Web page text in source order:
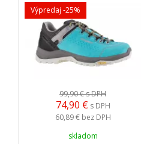
Výpredaj -25%
99,90 €s DPH
74,90 € s DPH
60,89 € bez DPH
skladom